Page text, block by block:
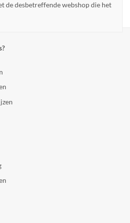
de desbetreffende webshop die het